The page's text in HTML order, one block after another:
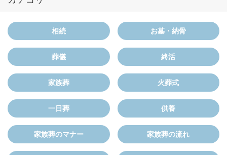
相続 お墓・納骨
葬儀 終活
家族葬 火葬式
一日葬 供養
家族葬のマナー 家族葬の流れ